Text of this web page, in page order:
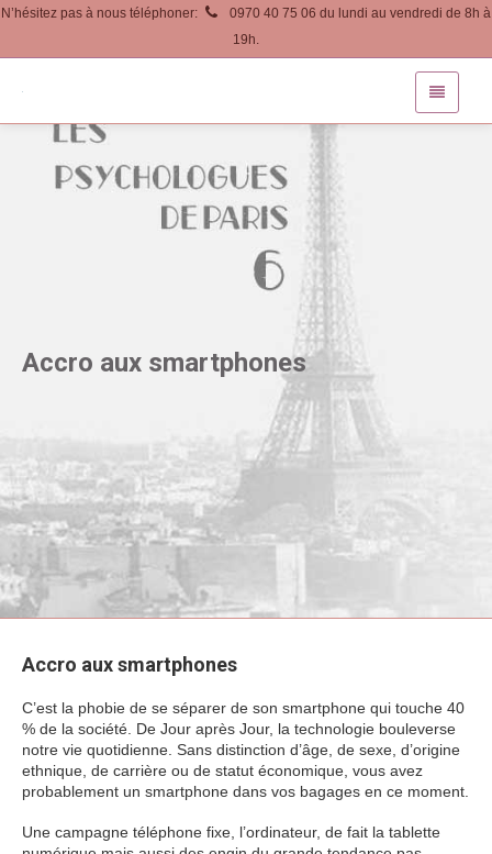
N’hésitez pas à nous téléphoner:
0970 40 75 06 du lundi au vendredi de 8h à
19h.
Accro aux smartphones
Accro aux smartphones
C’est la phobie de se séparer de son smartphone qui touche 40
% de la société. De Jour après Jour, la technologie bouleverse
notre vie quotidienne. Sans distinction d’âge, de sexe, d’origine
ethnique, de carrière ou de statut économique, vous avez
probablement un smartphone dans vos bagages en ce moment.
Une campagne téléphone fixe, l’ordinateur, de fait la tablette